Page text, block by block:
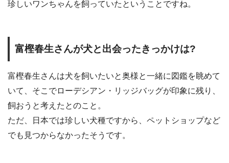
珍しいワンちゃんを飼っていたということですね。
富樫春生さんが犬と出会ったきっかけは?
富樫春生さんは犬を飼いたいと奥様と一緒に図鑑を眺めて
いて、そこでローデシアン・リッジバッグが印象に残り、
飼おうと考えたとのこと。
ただ、日本では珍しい犬種ですから、ペットショップなど
でも見つからなかったそうです。